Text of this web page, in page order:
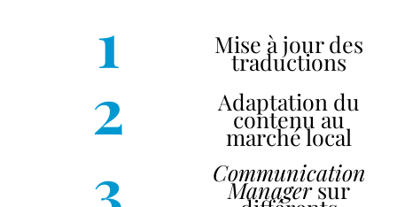
1 Mise à jour des
traductions
2 Adaptation du
contenu au
marché local
3 Communication
Managersur